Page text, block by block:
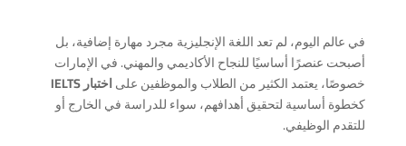
في عالم اليوم، لم تعد اللغة الإنجليزية مجرد مهارة إضافية، بل
أصبحت عنصرًا أساسيًا للنجاح الأكاديمي والمهني. في الإمارات
خصوصًا، يعتمد الكثير من الطلاب والموظفين علىاختبار IELTS
كخطوة أساسية لتحقيق أهدافهم، سواء للدراسة في الخارج أو
للتقدم الوظيفي.